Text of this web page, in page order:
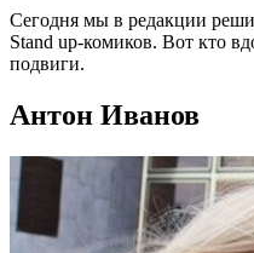
Сегодня мы в редакции
Stand up-комиков. Вот кто
подвиги.
Антон Иванов